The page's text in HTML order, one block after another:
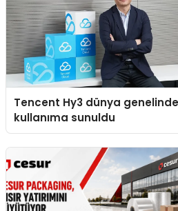
Tencent Hy3 dünya
kullanıma sunuldu